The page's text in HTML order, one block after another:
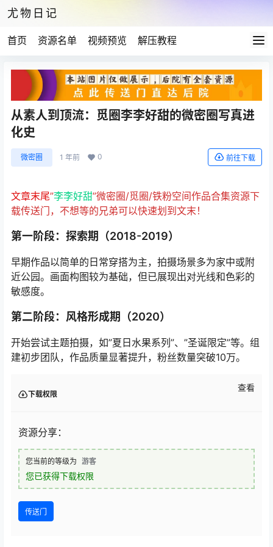
尤物日记
首页 资源名单 视频预览 解压教程
从素人到顶流：觅圈李李好甜的微密圈写真进
化史
微密圈 1 年前 0 前往下载
文章末尾”李李好甜”微密圈/觅圈/铁粉空间作品合集资源下
载传送门，不想等的兄弟可以快速划到文末！
第一阶段：探索期（2018-2019）
早期作品以简单的日常穿搭为主，拍摄场景多为家中或附
近公园。画面构图较为基础，但已展现出对光线和色彩的
敏感度。
第二阶段：风格形成期（2020）
开始尝试主题拍摄，如”夏日水果系列”、”圣诞限定”等。组
建初步团队，作品质量显著提升，粉丝数量突破10万。
下载权限
查看
资源分享：
您当前的等级为 游客
您已获得下载权限
传送门